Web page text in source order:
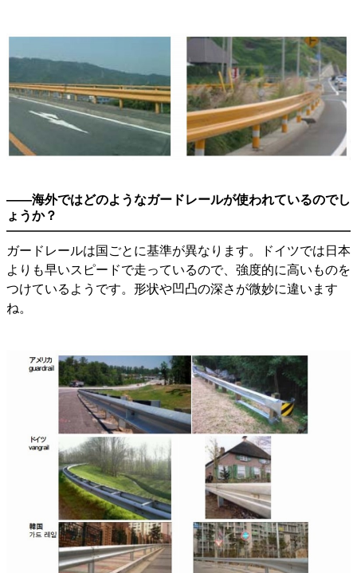
――海外ではどのようなガードレールが使われているのでし
ょうか？
ガードレールは国ごとに基準が異なります。ドイツでは日本
よりも早いスピードで走っているので、強度的に高いものを
つけているようです。形状や凹凸の深さが微妙に違います
ね。